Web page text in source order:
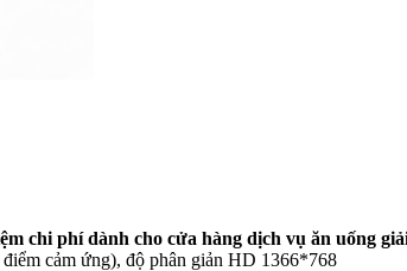
chi phí dành cho cửa hàng dịch vụ ăn uống
cảm ứng), độ phân giản HD 1366*768